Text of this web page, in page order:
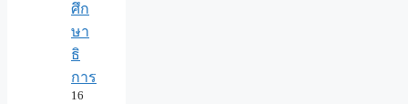
ศึก
ษา
ธิ
การ
16